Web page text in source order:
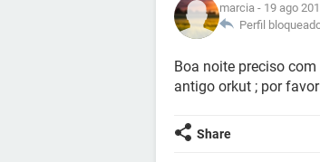
marcia - 19 ago
Perfil
Boa noite preciso
antigo orkut ; por
Share